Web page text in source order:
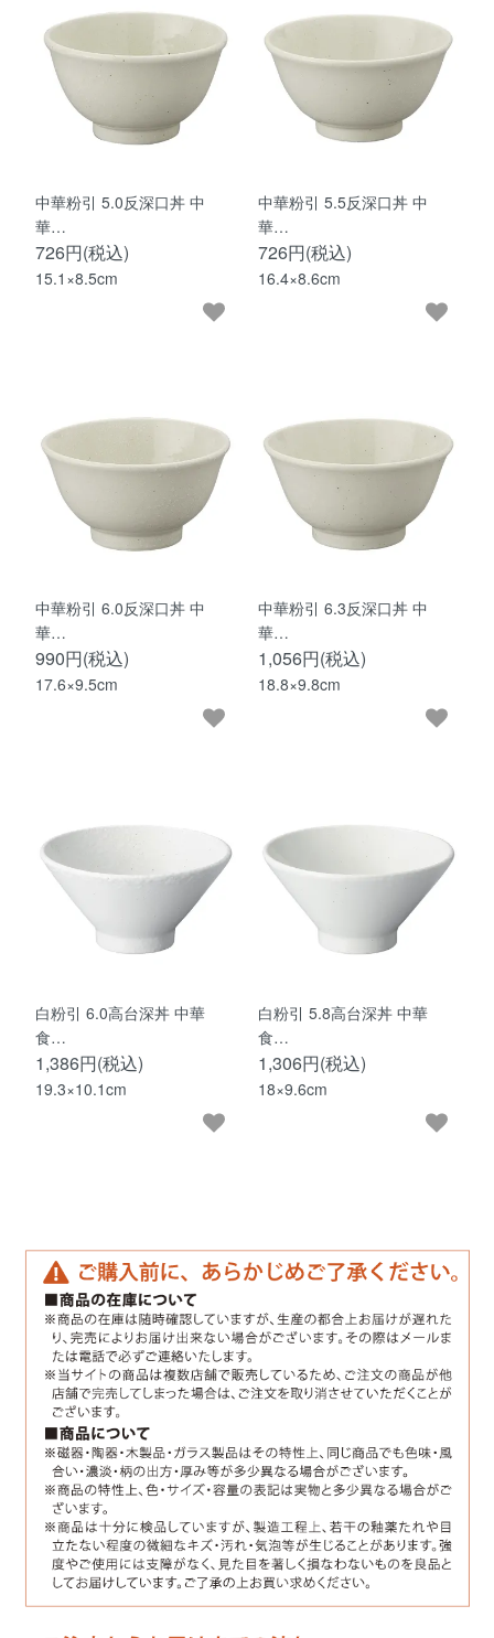
中華粉引 5.0反深口丼 中
華…
726円(税込)
15.1×8.5cm
中華粉引 5.5反深口丼 中
華…
726円(税込)
16.4×8.6cm
中華粉引 6.0反深口丼 中
華…
990円(税込)
17.6×9.5cm
中華粉引 6.3反深口丼 中
華…
1,056円(税込)
18.8×9.8cm
白粉引 6.0高台深丼 中華
食…
1,386円(税込)
19.3×10.1cm
白粉引 5.8高台深丼 中華
食…
1,306円(税込)
18×9.6cm